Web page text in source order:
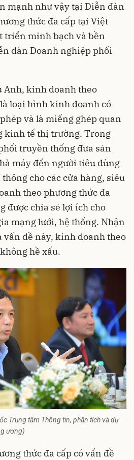
mạnh như vậy tại Diễn đàn
thức đa cấp tại Việt
triển minh bạch và bền
đàn Doanh nghiệp phối
Anh, kinh doanh theo
là loại hình kinh doanh có
và là miếng ghép quan
kinh tế thị trường. Trong
truyền thống đưa sản
máy đến người tiêu dùng
cho các cửa hàng, siêu
theo phương thức đa
được chia sẻ lợi ích cho
mạng lưới, hệ thống. Nhận
vấn đề này, kinh doanh theo
hề xấu.
Trung tâm Thông tin, phân tích và dự
ương)
thức đa cấp có vấn đề